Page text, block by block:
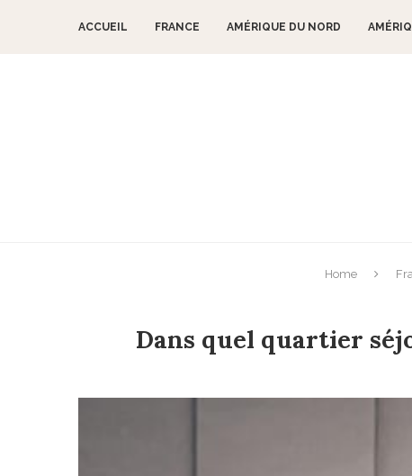
ACCUEIL FRANCE AMÉRIQUE DU NORD
Home
Dans quel quartier